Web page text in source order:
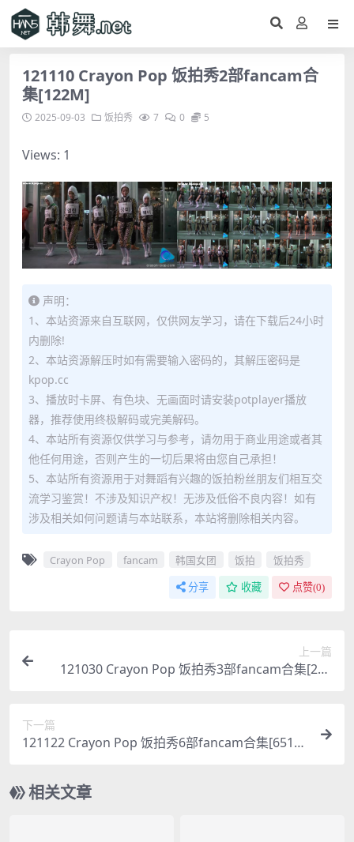
121110 Crayon Pop 饭拍秀2部fancam合
集[122M]
2025-09-03 饭拍秀 7 0 5
Views: 1
声明：
1、本站资源来自互联网，仅供网友学习，请在下载后24小时
内删除!
2、本站资源解压时如有需要输入密码的，其解压密码是
kpop.cc
3、播放时卡屏、有色块、无画面时请安装potplayer播放
器，推荐使用终极解码或完美解码。
4、本站所有资源仅供学习与参考，请勿用于商业用途或者其
他任何用途，否则产生的一切后果将由您自己承担！
5、本站所有资源用于对舞蹈有兴趣的饭拍粉丝朋友们相互交
流学习鉴赏！不涉及知识产权！无涉及低俗不良内容！如有
涉及相关如何问题请与本站联系，本站将删除相关内容。
Crayon Pop fancam 韩国女团 饭拍 饭拍秀
分享 收藏 点赞(0)
上一篇
121030 Crayon Pop 饭拍秀3部fancam合集[254
下一篇
121122 Crayon Pop 饭拍秀6部fancam合集[651
相关文章